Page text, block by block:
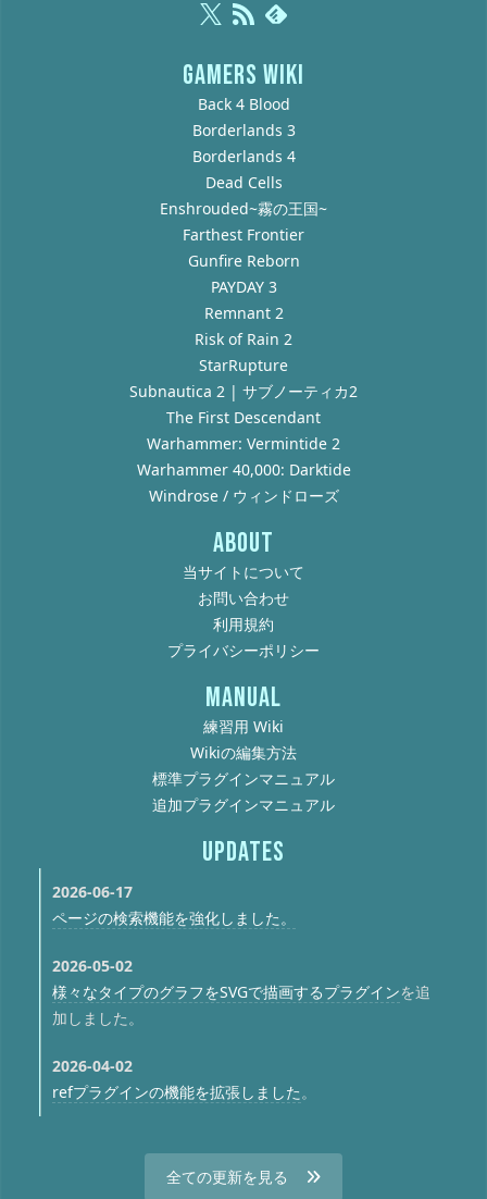
GAMERS WIKI
Back 4 Blood
Borderlands 3
Borderlands 4
Dead Cells
Enshrouded~霧の王国~
Farthest Frontier
Gunfire Reborn
PAYDAY 3
Remnant 2
Risk of Rain 2
StarRupture
Subnautica 2 | サブノーティカ2
The First Descendant
Warhammer: Vermintide 2
Warhammer 40,000: Darktide
Windrose / ウィンドローズ
ABOUT
当サイトについて
お問い合わせ
利用規約
プライバシーポリシー
MANUAL
練習用 Wiki
Wikiの編集方法
標準プラグインマニュアル
追加プラグインマニュアル
UPDATES
2026-06-17
ページの検索機能を強化しました。
2026-05-02
様々なタイプのグラフをSVGで描画するプラグインを追
加しました。
2026-04-02
refプラグインの機能を拡張しました。
全ての更新を見る